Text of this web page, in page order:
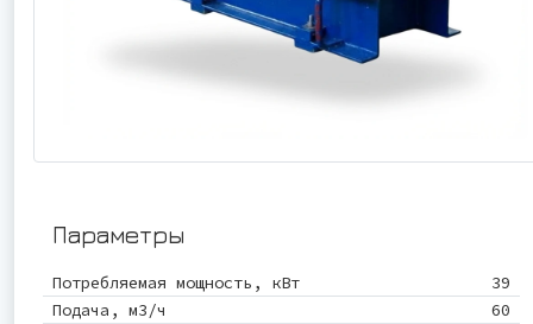
Параметры
Потребляемая мощность, кВт
39
Подача, м3/ч
60